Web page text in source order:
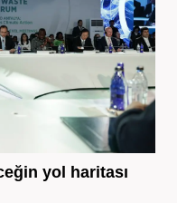
yol haritası